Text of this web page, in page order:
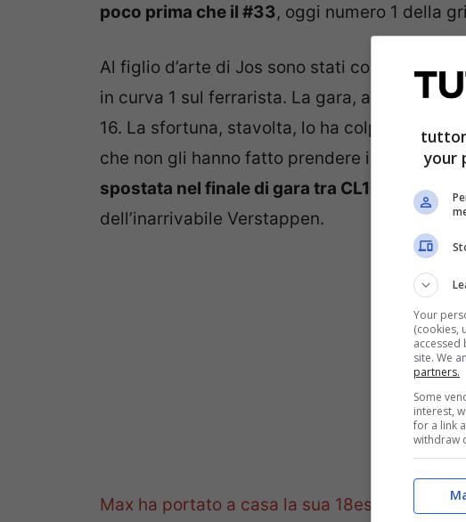
poco prima che il #33, oggi numero 1 della
Al figlio d’arte di Jos sono stati comminati
in curva 1 sul ferrarista. La gara, a quel
16. La sfortuna, stavolta, lo ha colpito con
che non gli hanno fatto prendere il volo in
spostata nel finale di gara tra CL16 e il Checo
dell’inarrivabile Verstappen.
Max ha portato a casa la sua 18esima
your
Your
(cookies,
accessed
site. We
partners.
Some
interest,
for a link
withdraw